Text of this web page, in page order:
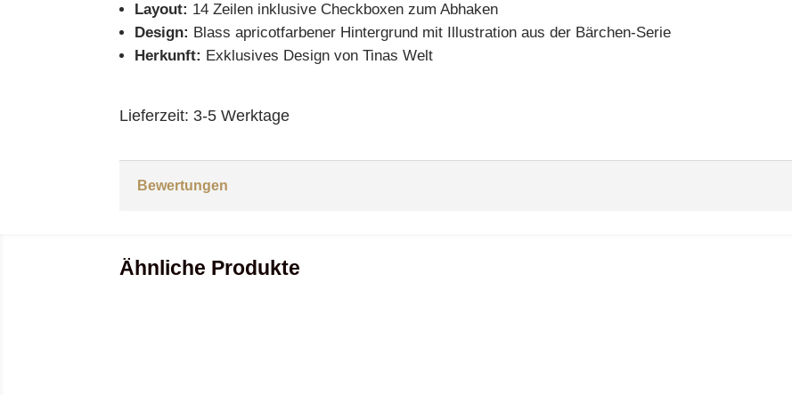
Layout: 14 Zeilen inklusive Checkboxen zum Abhaken
Design: Blass apricotfarbener Hintergrund mit Illustration aus der Bärchen-Serie
Herkunft: Exklusives Design von Tinas Welt
Lieferzeit: 3-5 Werktage
Bewertungen
Ähnliche Produkte